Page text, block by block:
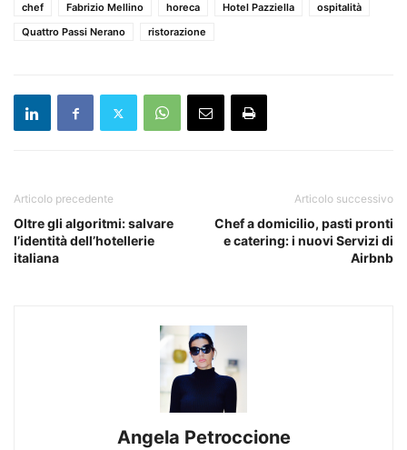
chef
Fabrizio Mellino horeca Hotel Pazziella
ospitalità
Quattro Passi Nerano
ristorazione
Articolo precedente
Oltre gli algoritmi: salvare
l’identità dell’hotellerie
italiana
Articolo successivo
Chef a domicilio, pasti pronti
e catering: i nuovi Servizi di
Airbnb
Angela Petroccione